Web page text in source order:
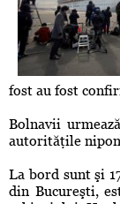
fost au fost
Bolnavii
autorităţile
La bord sunt şi
din Bucureşti,